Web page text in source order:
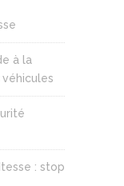
à la
: stop